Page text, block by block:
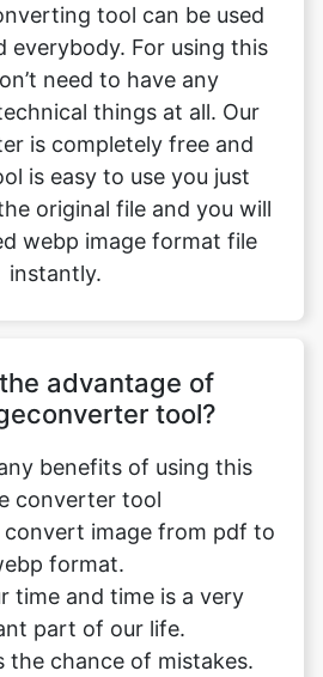
things at all. Our
is completely free and
is easy to use you just
original file and you will
webp image format file
instantly.
advantage of
benefits of using this
converter tool
convert image from pdf to
format.
time and time is a very
part of our life.
the chance of mistakes.
image is similar to
file.
tool. No signup no